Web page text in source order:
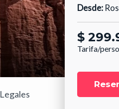
Legales
Desde:
$
Tarifa/